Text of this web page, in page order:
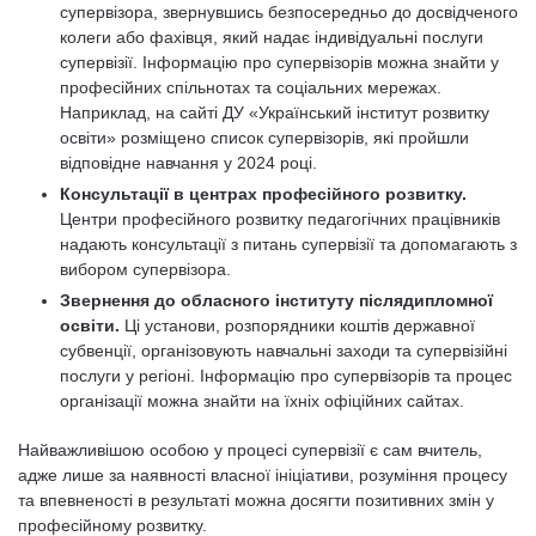
супервізора, звернувшись безпосередньо до досвідченого
колеги або фахівця, який надає індивідуальні послуги
супервізії. Інформацію про супервізорів можна знайти у
професійних спільнотах та соціальних мережах.
Наприклад, на сайті ДУ «Український інститут розвитку
освіти» розміщено список супервізорів, які пройшли
відповідне навчання у 2024 році.
Консультації в центрах професійного розвитку.
Центри професійного розвитку педагогічних працівників
надають консультації з питань супервізії та допомагають з
вибором супервізора.
Звернення до обласного інституту післядипломної
освіти. Ці установи, розпорядники коштів державної
субвенції, організовують навчальні заходи та супервізійні
послуги у регіоні. Інформацію про супервізорів та процес
організації можна знайти на їхніх офіційних сайтах.
Найважливішою особою у процесі супервізії є сам вчитель,
адже лише за наявності власної ініціативи, розуміння процесу
та впевненості в результаті можна досягти позитивних змін у
професійному розвитку.